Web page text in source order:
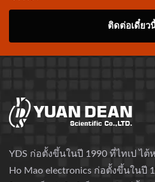
ติดต่อเดี๋ยว
YDS ก่อตั้งขึ้นในปี 1990 ที่ไทเป ไต้
Ho Mao electronics ก่อตั้งขึ้นในปี